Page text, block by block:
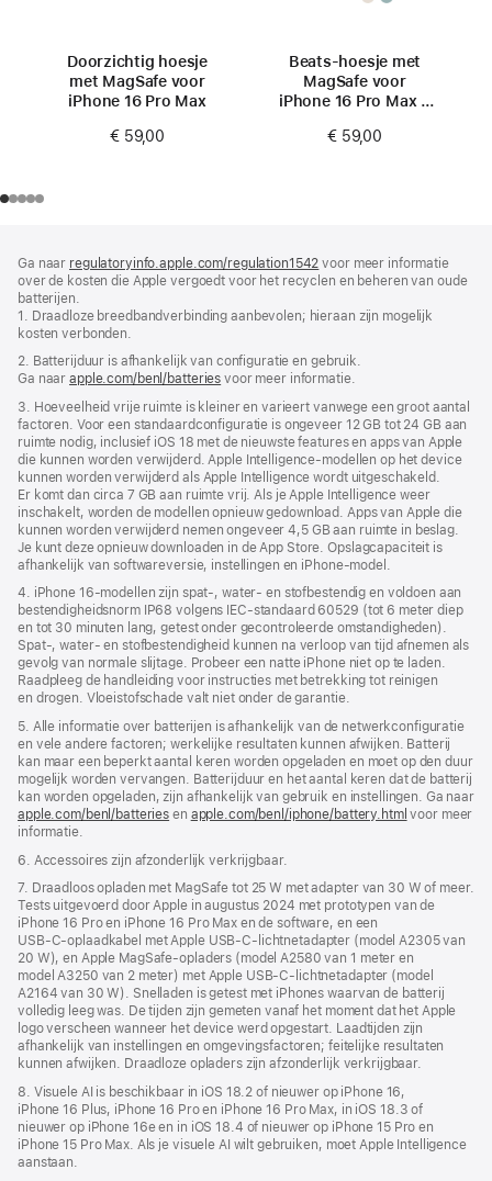
Doorzichtig hoesje
met MagSafe voor
iPhone 16 Pro Max
€ 59,00
Beats-hoesje met
MagSafe voor
iPhone 16 Pro Max –
€ 59,00
Ga naar regulatoryinfo.apple.com/regulation1542 (wordt
in
venster
voor meer informatie
over de kosten die Apple vergoedt voor het recyclen en beheren van oude
batterijen.
1. Draadloze breedbandverbinding aanbevolen; hieraan zijn mogelijk
kosten verbonden.
2. Batterij­duur is afhankelijk van configuratie en gebruik.
Ga naarapple.com/benl/batteries voor meer informatie.
3. Hoeveelheid vrije ruimte is kleiner en varieert vanwege een groot aantal
factoren. Voor een standaard­­configuratie is ongeveer 12 GB tot 24 GB aan
ruimte nodig, inclusief iOS 18 met de nieuwste features en apps van Apple
die kunnen worden verwijderd. Apple Intelligence-modellen op het device
kunnen worden verwijderd als Apple Intelligence wordt uitgeschakeld.
Er komt dan circa 7 GB aan ruimte vrij. Als je Apple Intelligence weer
inschakelt, worden de modellen opnieuw gedownload. Apps van Apple die
kunnen worden verwijderd nemen ongeveer 4,5 GB aan ruimte in beslag.
Je kunt deze opnieuw downloaden in de App Store. Opslagcapaciteit is
afhankelijk van softwareversie, instellingen en iPhone‑model.
4. iPhone 16-modellen zijn spat‑, water‑ en stofbestendig en voldoen aan
bestendigheidsnorm IP68 volgens IEC‑standaard 60529 (tot 6 meter diep
en tot 30 minuten lang, getest onder gecontroleerde omstandigheden).
Spat-, water- en stofbestendigheid kunnen na verloop van tijd afnemen als
gevolg van normale slijtage. Probeer een natte iPhone niet op te laden.
Raadpleeg de handleiding voor instructies met betrekking tot reinigen
en drogen. Vloeistof­­schade valt niet onder de garantie.
5. Alle informatie over batterijen is afhankelijk van de netwerkconfiguratie
en vele andere factoren; werkelijke resultaten kunnen afwijken. Batterij
kan maar een beperkt aantal keren worden opgeladen en moet op den duur
mogelijk worden vervangen. Batterij­duur en het aantal keren dat de batterij
kan worden opgeladen, zijn afhankelijk van gebruik en instellingen. Ga naar
apple.com/benl/batteries en apple.com/benl/iphone/battery.html voor meer
informatie.
6. Accessoires zijn afzonderlijk verkrijgbaar.
7. Draadloos opladen met MagSafe tot 25 W met adapter van 30 W of meer.
Tests uitgevoerd door Apple in augustus 2024 met prototypen van de
iPhone 16 Pro en iPhone 16 Pro Max en de software, en een
USB‑C‑oplaad­kabel met Apple USB‑C-lichtnet­adapter (model A2305 van
20 W), en Apple MagSafe‑opladers (model A2580 van 1 meter en
model A3250 van 2 meter) met Apple USB‑C-lichtnet­adapter (model
A2164 van 30 W). Snelladen is getest met iPhones waarvan de batterij
volledig leeg was. De tijden zijn gemeten vanaf het moment dat het Apple
logo verscheen wanneer het device werd opgestart. Laadtijden zijn
afhankelijk van instellingen en omgevings­factoren; feitelijke resultaten
kunnen afwijken. Draadloze opladers zijn afzonderlijk verkrijgbaar.
8. Visuele AI is beschikbaar in iOS 18.2 of nieuwer op iPhone 16,
iPhone 16 Plus, iPhone 16 Pro en iPhone 16 Pro Max, in iOS 18.3 of
nieuwer op iPhone 16e en in iOS 18.4 of nieuwer op iPhone 15 Pro en
iPhone 15 Pro Max. Als je visuele AI wilt gebruiken, moet Apple Intelligence
aanstaan.